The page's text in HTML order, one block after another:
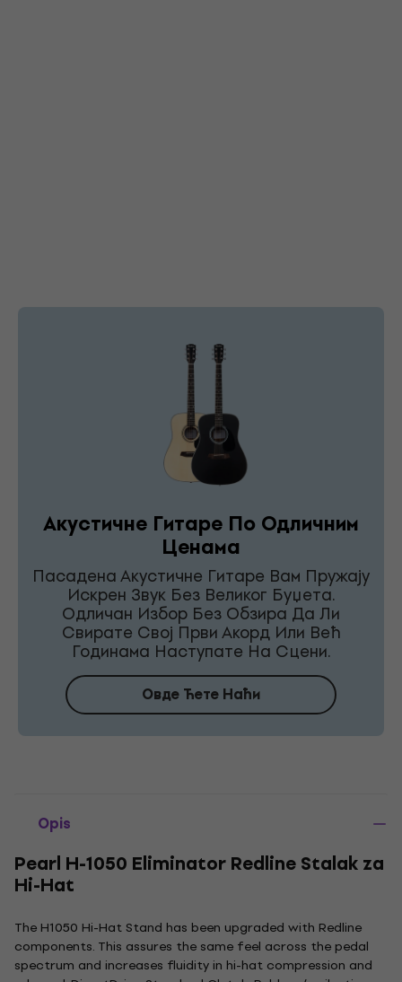
Акустичне Гитаре По Одличним
Ценама
Пасадена Акустичне Гитаре Вам Пружају
Искрен Звук Без Великог Буџета.
Одличан Избор Без Обзира Да Ли
Свирате Свој Први Акорд Или Већ
Годинама Наступате На Сцени.
Овде Ћете Наћи
Opis
Pearl H-1050 Eliminator Redline Stalak za
Hi-Hat
The H1050 Hi-Hat Stand has been upgraded with Redline
components. This assures the same feel across the pedal
spectrum and increases fluidity in hi-hat compression and